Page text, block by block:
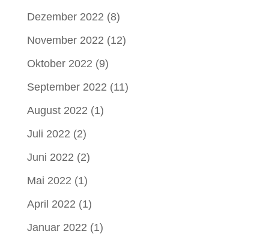
Dezember 2022 (8)
November 2022 (12)
Oktober 2022 (9)
September 2022 (11)
August 2022 (1)
Juli 2022 (2)
Juni 2022 (2)
Mai 2022 (1)
April 2022 (1)
Januar 2022 (1)